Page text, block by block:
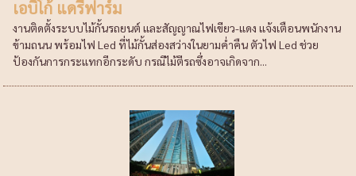
เอบิโก้ แดรี่ฟาร์ม
งานติดตั้งระบบไม้กั้นรถยนต์ และสัญญาณไฟเขียว-แดง แจ้งเตือนพนักงาน
ข้ามถนน พร้อมไฟ Led ที่ไม้กั้นส่องสว่างในยามค่ำคืน ตัวไฟ Led ช่วย
ป้องกันการกระแทกอีกระดับ กรณีไม้ตีรถซึ่งอาจเกิดจาก...